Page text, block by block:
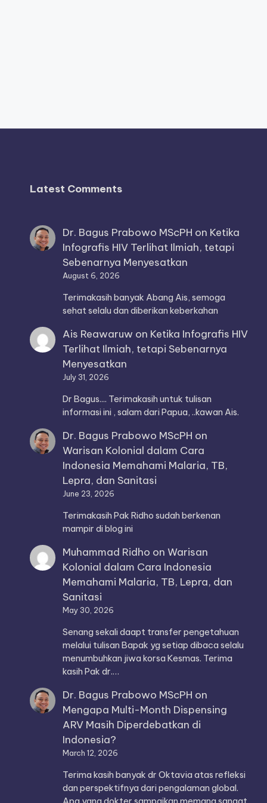
Latest Comments
Dr. Bagus Prabowo MScPH on Ketika
Infografis HIV Terlihat Ilmiah, tetapi
Sebenarnya Menyesatkan
August 6, 2026
Terimakasih banyak Abang Ais, semoga
sehat selalu dan diberikan keberkahan
Ais Reawaruw on Ketika Infografis HIV
Terlihat Ilmiah, tetapi Sebenarnya
Menyesatkan
July 31, 2026
Dr Bagus.... Terimakasih untuk tulisan
informasi ini , salam dari Papua, ..kawan Ais.
Dr. Bagus Prabowo MScPH on
Warisan Kolonial dalam Cara
Indonesia Memahami Malaria, TB,
Lepra, dan Sanitasi
June 23, 2026
Terimakasih Pak Ridho sudah berkenan
mampir di blog ini
Muhammad Ridho onWarisan
Kolonial dalam Cara Indonesia
Memahami Malaria, TB, Lepra, dan
Sanitasi
May 30, 2026
Senang sekali daapt transfer pengetahuan
melalui tulisan Bapak yg setiap dibaca selalu
menumbuhkan jiwa korsa Kesmas. Terima
kasih Pak dr.…
Dr. Bagus Prabowo MScPH on
Mengapa Multi-Month Dispensing
ARV Masih Diperdebatkan di
Indonesia?
March 12, 2026
Terima kasih banyak dr Oktavia atas refleksi
dan perspektifnya dari pengalaman global.